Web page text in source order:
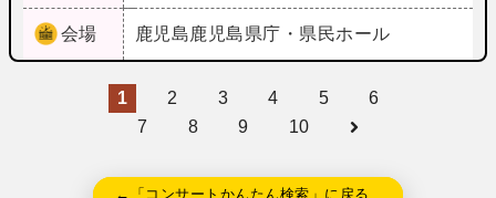
会場 鹿児島鹿児島県庁・県民ホール
1 2 3 4 5
6
7
8 9 10
←「コンサートかんたん検索」に戻る